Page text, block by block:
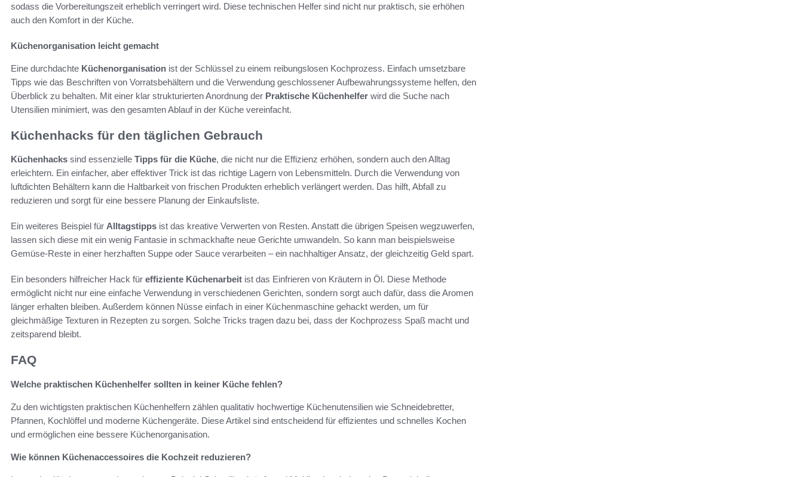
sodass die Vorbereitungszeit erheblich verringert wird. Diese technischen Helfer sind nicht nur praktisch, sie erhöhen
auch den Komfort in der Küche.
Küchenorganisation leicht gemacht
Eine durchdachte Küchenorganisation ist der Schlüssel zu einem reibungslosen Kochprozess. Einfach umsetzbare
Tipps wie das Beschriften von Vorratsbehältern und die Verwendung geschlossener Aufbewahrungssysteme helfen, den
Überblick zu behalten. Mit einer klar strukturierten Anordnung der Praktische Küchenhelfer wird die Suche nach
Utensilien minimiert, was den gesamten Ablauf in der Küche vereinfacht.
Küchenhacks für den täglichen Gebrauch
Küchenhacks sind essenzielle Tipps für die Küche, die nicht nur die Effizienz erhöhen, sondern auch den Alltag
erleichtern. Ein einfacher, aber effektiver Trick ist das richtige Lagern von Lebensmitteln. Durch die Verwendung von
luftdichten Behältern kann die Haltbarkeit von frischen Produkten erheblich verlängert werden. Das hilft, Abfall zu
reduzieren und sorgt für eine bessere Planung der Einkaufsliste.
Ein weiteres Beispiel für Alltagstipps ist das kreative Verwerten von Resten. Anstatt die übrigen Speisen wegzuwerfen,
lassen sich diese mit ein wenig Fantasie in schmackhafte neue Gerichte umwandeln. So kann man beispielsweise
Gemüse-Reste in einer herzhaften Suppe oder Sauce verarbeiten – ein nachhaltiger Ansatz, der gleichzeitig Geld spart.
Ein besonders hilfreicher Hack für effiziente Küchenarbeit ist das Einfrieren von Kräutern in Öl. Diese Methode
ermöglicht nicht nur eine einfache Verwendung in verschiedenen Gerichten, sondern sorgt auch dafür, dass die Aromen
länger erhalten bleiben. Außerdem können Nüsse einfach in einer Küchenmaschine gehackt werden, um für
gleichmäßige Texturen in Rezepten zu sorgen. Solche Tricks tragen dazu bei, dass der Kochprozess Spaß macht und
zeitsparend bleibt.
FAQ
Welche praktischen Küchenhelfer sollten in keiner Küche fehlen?
Zu den wichtigsten praktischen Küchenhelfern zählen qualitativ hochwertige Küchenutensilien wie Schneidebretter,
Pfannen, Kochlöffel und moderne Küchengeräte. Diese Artikel sind entscheidend für effizientes und schnelles Kochen
und ermöglichen eine bessere Küchenorganisation.
Wie können Küchenaccessoires die Kochzeit reduzieren?